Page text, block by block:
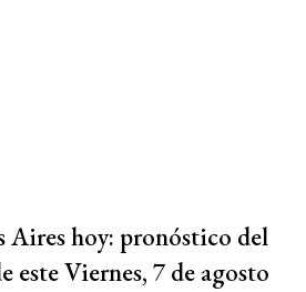
Aires hoy: pronóstico del
este Viernes, 7 de agosto